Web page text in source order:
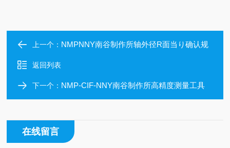
上一个： NMPNNY南谷制作所轴外径R面当り确认规
返回列表
下一个： NMP-CIF-NNY南谷制作所高精度测量工具
在线留言